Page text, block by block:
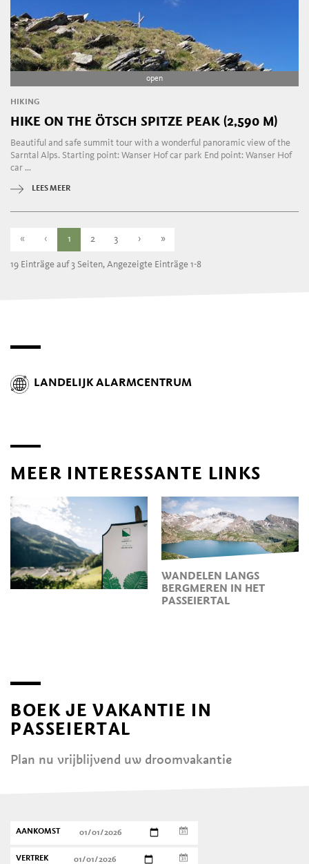
open
HIKING
HIKE ON THE ÖTSCH SPITZE PEAK (2,590 M)
Beautiful and safe summit tour with a wonderful panoramic view of the
Sarntal Alps. Starting point: Wanser Hof car park End point: Wanser Hof
car ...
LEES MEER
« ‹ 1 2 3 › »
19 Einträge auf 3 Seiten, Angezeigte Einträge 1-8
LANDELIJK ALARMCENTRUM
MEER INTERESSANTE LINKS
WANDELEN LANGS
BERGMEREN IN HET
PASSEIERTAL
BOEK JE VAKANTIE IN
PASSEIERTAL
Plan nu vrijblijvend uw droomvakantie
AANKOMST
VERTREK